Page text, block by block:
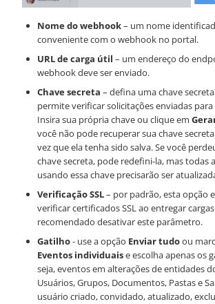
Nome do webhook– um nome
conveniente com o webhook no portal.
URL de carga útil – um endereço do
webhook deve ser enviado.
Chave secreta – defina uma chave
permite verificar solicitações enviadas para
Insira sua própria chave ou clique em
você não pode recuperar sua chave
vez que ela tenha sido salva. Se você
chave secreta, pode redefini-la, mas todas
usando essa chave precisarão ser
Verificação SSL– por padrão, esta opção
verificar certificados SSL ao entregar
recomendado desativar este parâmetro.
Gatilho- use a opção Enviar tudoou
Eventos individuaise escolha apenas os
seja, eventos em alterações de entidades
Usuários, Grupos, Documentos, Pastas e
usuário criado, convidado, atualizado,